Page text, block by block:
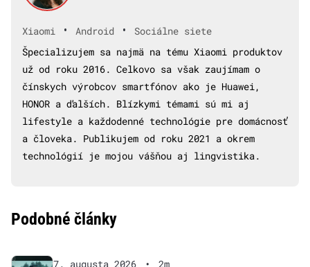
Xiaomi • Android •
Sociálne siete
Špecializujem sa najmä na tému Xiaomi produktov
už od roku 2016. Celkovo sa však zaujímam o
čínskych výrobcov smartfónov ako je Huawei,
HONOR a ďalších. Blízkymi témami sú mi aj
lifestyle a každodenné technológie pre domácnosť
a človeka. Publikujem od roku 2021 a okrem
technológií je mojou vášňou aj lingvistika.
Podobné články
7. augusta 2026 •
2m